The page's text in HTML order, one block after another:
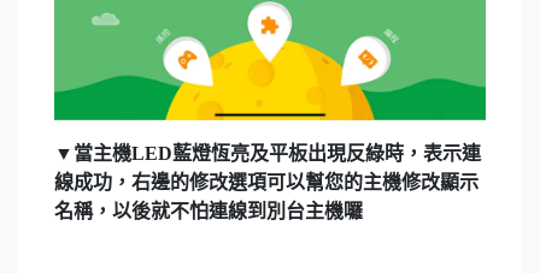
▼當主機LED藍燈恆亮及平板出現反綠時，表示連
線成功，右邊的修改選項可以幫您的主機修改顯示
名稱，以後就不怕連線到別台主機囉